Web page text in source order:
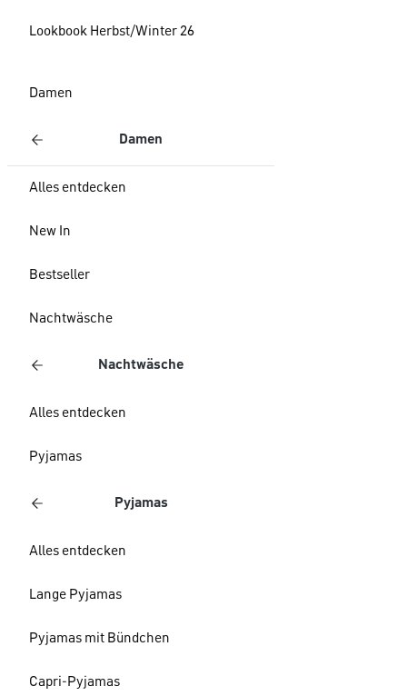
Lookbook Herbst/Winter 26
Damen
Damen
Alles entdecken
New In
Bestseller
Nachtwäsche
Nachtwäsche
Alles entdecken
Pyjamas
Pyjamas
Alles entdecken
Lange Pyjamas
Pyjamas mit Bündchen
Capri-Pyjamas